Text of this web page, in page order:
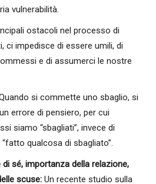
vulnerabilità.
ostacoli nel processo di
ci impedisce di essere umili, di
e di assumerci le nostre
si commette uno sbaglio, si
errore di pensiero, per cui
siamo “sbagliati”, invece di
qualcosa di sbagliato”.
di sé, importanza della relazione,
scuse: Un recente studio sulla